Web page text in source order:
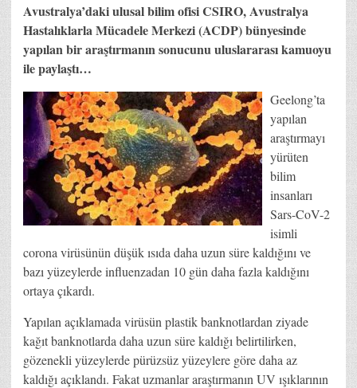
Avustralya’daki ulusal bilim ofisi CSIRO, Avustralya
Hastalıklarla Mücadele Merkezi (ACDP) bünyesinde
yapılan bir araştırmanın sonucunu uluslararası kamuoyu
ile paylaştı…
Geelong’ta
yapılan
araştırmayı
yürüten
bilim
insanları
Sars-CoV-2
isimli
corona virüsünün düşük ısıda daha uzun süre kaldığını ve
bazı yüzeylerde influenzadan 10 gün daha fazla kaldığını
ortaya çıkardı.
Yapılan açıklamada virüsün plastik banknotlardan ziyade
kağıt banknotlarda daha uzun süre kaldığı belirtilirken,
gözenekli yüzeylerde pürüzsüz yüzeylere göre daha az
kaldığı açıklandı. Fakat uzmanlar araştırmanın UV ışıklarının